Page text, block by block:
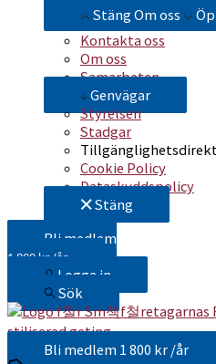
Stäng Om oss
Kontakta oss
Om oss
Samarbeten
Genvägar
Styrelsen
Stadgar
Cookie Policy
Dataskyddspolicy
Stäng
Bli medlem
1 800 kr /år
Logga in
Sök
Bli medlem 1 800 kr /år